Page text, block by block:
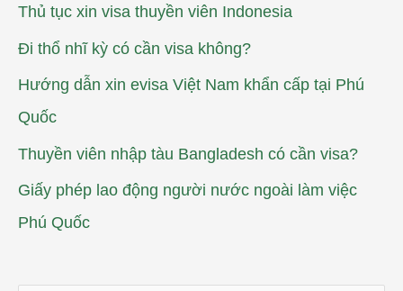
Thủ tục xin visa thuyền viên Indonesia
Đi thổ nhĩ kỳ có cần visa không?
Hướng dẫn xin evisa Việt Nam khẩn cấp tại Phú
Quốc
Thuyền viên nhập tàu Bangladesh có cần visa?
Giấy phép lao động người nước ngoài làm việc
Phú Quốc